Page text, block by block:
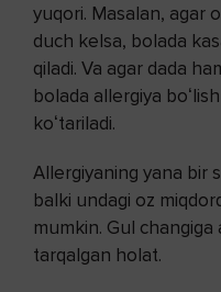
yuqori. Masalan, agar
duch kelsa, bolada
qiladi. Va agar dada
bolada allergiya
koʻtariladi.
Allergiyaning yana bir
balki undagi oz
mumkin. Gul
tarqalgan holat.